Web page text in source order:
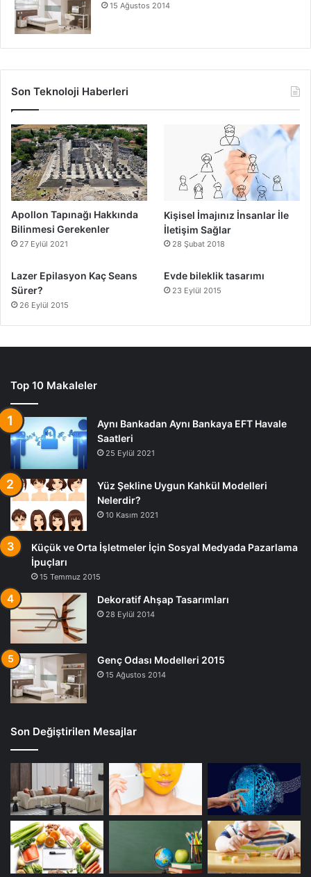
15 Ağustos 2014
Son Teknoloji Haberleri
Apollon Tapınağı Hakkında
Bilinmesi Gerekenler
27 Eylül 2021
Kişisel İmajınız İnsanlar İle
İletişim Sağlar
28 Şubat 2018
Lazer Epilasyon Kaç Seans
Sürer?
26 Eylül 2015
Evde bileklik tasarımı
23 Eylül 2015
Top 10 Makaleler
Aynı Bankadan Aynı Bankaya EFT Havale
Saatleri
25 Eylül 2021
Yüz Şekline Uygun Kahkül Modelleri
Nelerdir?
10 Kasım 2021
Küçük ve Orta İşletmeler İçin Sosyal Medyada Pazarlama
İpuçları
15 Temmuz 2015
Dekoratif Ahşap Tasarımları
28 Eylül 2014
Genç Odası Modelleri 2015
15 Ağustos 2014
Son Değiştirilen Mesajlar